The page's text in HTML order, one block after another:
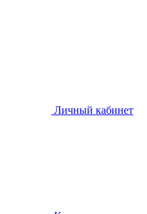
Личный кабинет